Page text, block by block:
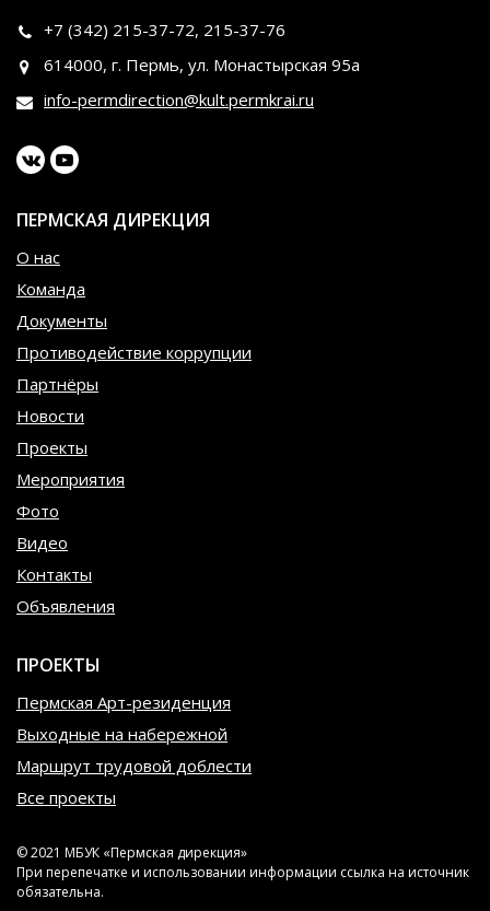
+7 (342) 215-37-72, 215-37-76
614000, г. Пермь, ул. Монастырская 95а
info-permdirection@kult.permkrai.ru
ПЕРМСКАЯ ДИРЕКЦИЯ
О нас
Команда
Документы
Противодействие коррупции
Партнёры
Новости
Проекты
Мероприятия
Фото
Видео
Контакты
Объявления
ПРОЕКТЫ
Пермская Арт-резиденция
Выходные на набережной
Маршрут трудовой доблести
Все проекты
© 2021 МБУК «Пермская дирекция»
При перепечатке и использовании информации ссылка на источник
обязательна.